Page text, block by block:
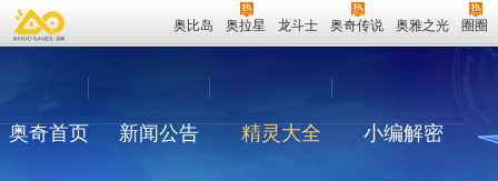
奥比岛 奥拉星 龙斗士 奥奇传说 奥雅之光 圈圈
奥奇首页 新闻公告 精灵大全 小编解密